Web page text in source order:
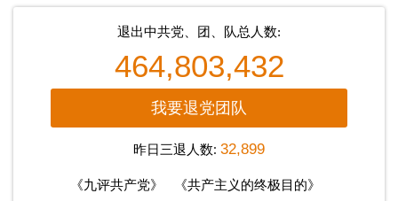
退出中共党、团、队总人数:
464,803,432
我要退党团队
昨日三退人数: 32,899
《九评共产党》
《共产主义的终极目的》